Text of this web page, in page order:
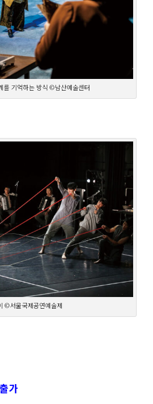
를 기억하는 방식 ©남산예술센터
©서울국제공연예술제
가